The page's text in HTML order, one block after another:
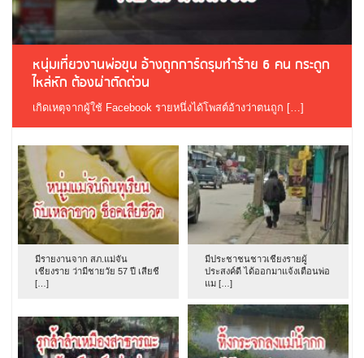
หนุ่มเที่ยวงานพ่อขุน อ้างถูกการ์ดรุมทำร้าย 6 คน กระดูก
ไหล่หัก ต้องผ่าตัดด่วน
เกิดเหตุจากผู้ใช้ Facebook รายหนึ่งได้โพสต์อ้างว่าตนถูก […]
มีรายงานจาก สภ.แม่จัน
เชียงราย ว่ามีชายวัย 57 ปี เสียชี
[…]
มีประชาชนชาวเชียงรายผู้
ประสงค์ดี ได้ออกมาแจ้งเตือนพ่อ
แม […]